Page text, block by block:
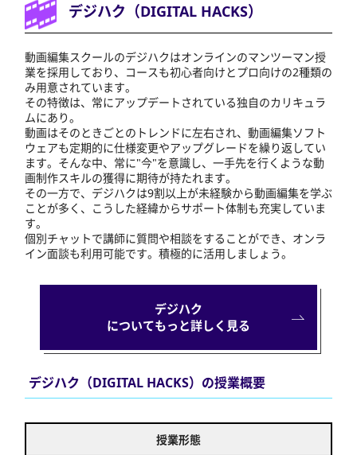
デジハク（DIGITAL HACKS）
動画編集スクールのデジハクはオンラインのマンツーマン授
業を採用しており、コースも初心者向けとプロ向けの2種類の
み用意されています。
その特徴は、常にアップデートされている独自のカリキュラ
ムにあり。
動画はそのときごとのトレンドに左右され、動画編集ソフト
ウェアも定期的に仕様変更やアップグレードを繰り返してい
ます。そんな中、常に"今"を意識し、一手先を行くような動
画制作スキルの獲得に期待が持たれます。
その一方で、デジハクは9割以上が未経験から動画編集を学ぶ
ことが多く、こうした経緯からサポート体制も充実していま
す。
個別チャットで講師に質問や相談をすることができ、オンラ
イン面談も利用可能です。積極的に活用しましょう。
デジハク
についてもっと詳しく見る
デジハク（DIGITAL HACKS）の授業概要
授業形態